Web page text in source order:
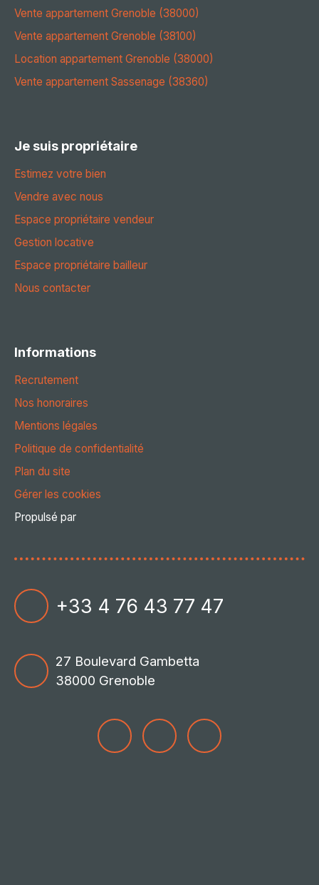
Vente appartement Grenoble (38000)
Vente appartement Grenoble (38100)
Location appartement Grenoble (38000)
Vente appartement Sassenage (38360)
Je suis propriétaire
Estimez votre bien
Vendre avec nous
Espace propriétaire vendeur
Gestion locative
Espace propriétaire bailleur
Nous contacter
Informations
Recrutement
Nos honoraires
Mentions légales
Politique de confidentialité
Plan du site
Gérer les cookies
Propulsé par
+33 4 76 43 77 47
27 Boulevard Gambetta
38000 Grenoble